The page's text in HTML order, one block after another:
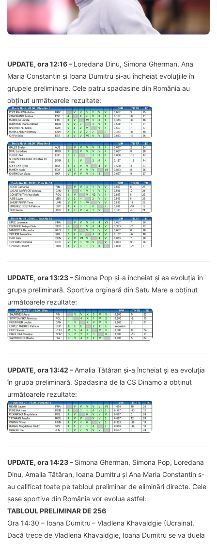
UPDATE, ora 12:16 – Loredana Dinu, Simona Gherman, Ana
Maria Constantin și Ioana Dumitru și-au încheiat evoluțiile în
grupele preliminare. Cele patru spadasine din România au
obținut următoarele rezultate:
UPDATE, ora 13:23 – Simona Pop și-a încheiat și ea evoluția în
grupa preliminară. Sportiva orginară din Satu Mare a obținut
următoarele rezultate:
UPDATE, ora 13:42 – Amalia Tătăran și-a încheiat și ea evoluția
în grupa preliminară. Spadasina de la CS Dinamo a obținut
următoarele rezultate:
UPDATE, ora 14:23 – Simona Gherman, Simona Pop, Loredana
Dinu, Amalia Tătăran, Ioana Dumitru și Ana Maria Constantin s-
au calificat toate pe tabloul preliminar de eliminări directe. Cele
șase sportive din România vor evolua astfel:
TABLOUL PRELIMINAR DE 256
Ora 14:30 – Ioana Dumitru – Vladlena Khavaldgie (Ucraina).
Dacă trece de Vladlena Khavaldgie, Ioana Dumitru se va duela